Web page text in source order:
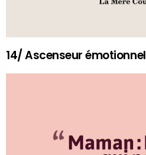
14/ Ascenseur émotionnel